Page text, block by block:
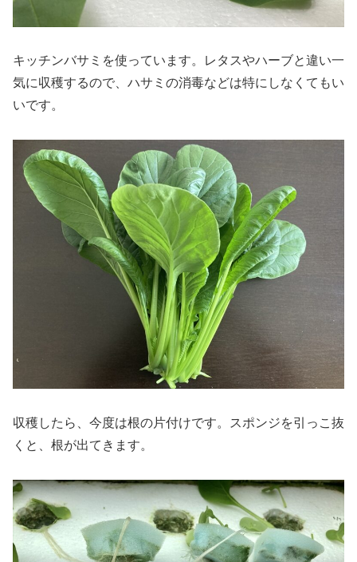
キッチンバサミを使っています。レタスやハーブと違い一
気に収穫するので、ハサミの消毒などは特にしなくてもい
いです。
収穫したら、今度は根の片付けです。スポンジを引っこ抜
くと、根が出てきます。